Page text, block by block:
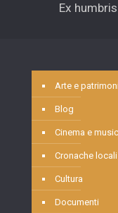
Ex
Arte e
Blog
Cinema e
Cronache locali
Cultura
Documenti